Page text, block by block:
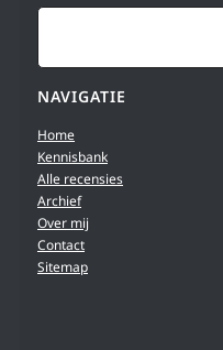
Search
NAVIGATIE
Home
Kennisbank
Alle recensies
Archief
Over mij
Contact
Sitemap